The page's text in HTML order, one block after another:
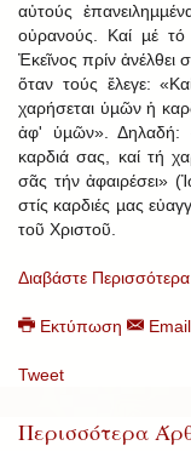
αὐτούς
οὐρανούς. Καί µέ τό
Ἐκεῖνος πρίν ἀνέλθει
ὅταν τούς ἔλεγε:
χαρήσεται ὑµῶν ἡ
ἀφ' ὑµῶν». Δηλαδή:
καρδιά σας, καί τή
σᾶς τήν ἀφαιρέσει»
στίς καρδιές µας
τοῦ Χριστοῦ.
Διαβάστε Περισσότερα
Εκτύπωση Email
Tweet
Περισσότερα